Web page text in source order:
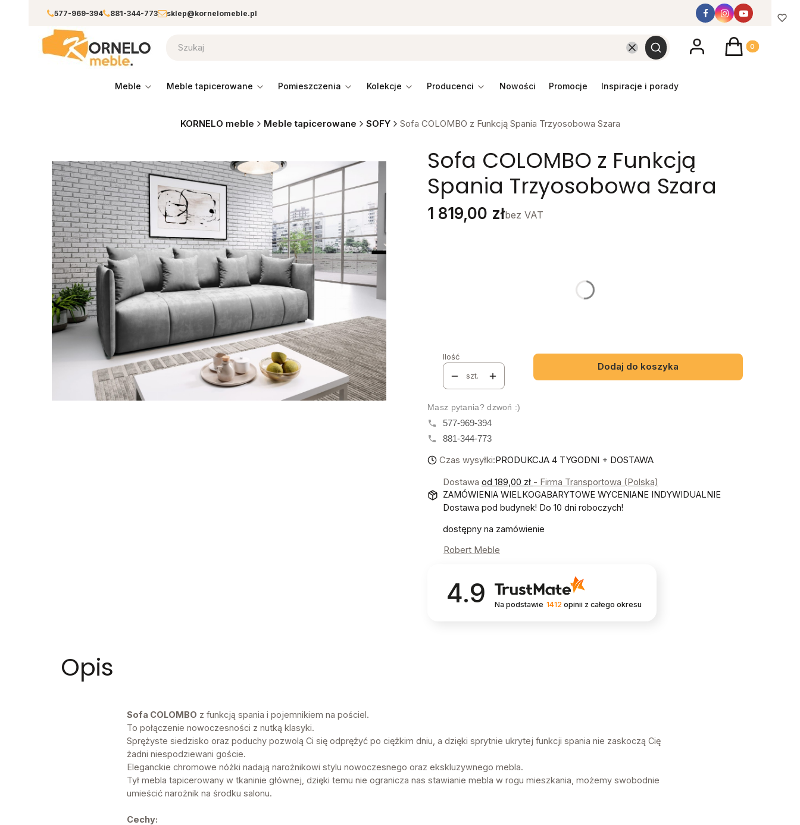
577-969-394 881-344-773 sklep@kornelomeble.pl
Wyczyść
Szukaj
Produkty w
meble meble tapicerowane pomieszczenia kolekcje producenci promocje inspiracje i porady
KORNELO meble Meble tapicerowane SOFY Sofa COLOMBO z Funkcją Spania Trzyosobowa Szara
Sofa COLOMBO z Funkcją
Spania Trzyosobowa Szara
Cena
1 819,00 złbez VAT
Ilość
szt.
Dodaj do koszyka
Masz pytania? dzwoń :)
577-969-394
881-344-773
Czas wysyłki:PRODUKCJA 4 TYGODNI + DOSTAWA
Dostawa od 189,00 zł - Firma Transportowa (Polska)
ZAMÓWIENIA WIELKOGABARYTOWE WYCENIANE INDYWIDUALNIE
Dostawa pod budynek! Do 10 dni roboczych!
dostępny na zamówienie
Robert Meble
4.9 Na podstawie 1412 opinii z całego okresu
Opis
Sofa COLOMBO z funkcją spania i pojemnikiem na pościel.
To połączenie nowoczesności z nutką klasyki.
Sprężyste siedzisko oraz poduchy pozwolą Ci się odprężyć po ciężkim dniu, a dzięki sprytnie ukrytej funkcji spania nie zaskoczą Cię
żadni niespodziewani goście.
Eleganckie chromowe nóżki nadają narożnikowi stylu nowoczesnego oraz ekskluzywnego mebla.
Tył mebla tapicerowany w tkaninie głównej, dzięki temu nie ogranicza nas stawianie mebla w rogu mieszkania, możemy swobodnie
umieścić narożnik na środku salonu.
Cechy: